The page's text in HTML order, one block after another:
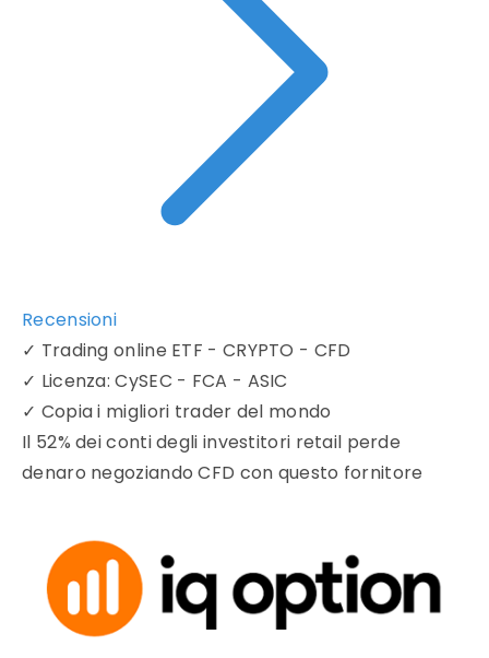
Recensioni
✓ Trading online ETF - CRYPTO - CFD
✓ Licenza: CySEC - FCA - ASIC
✓ Copia i migliori trader del mondo
Il 52% dei conti degli investitori retail perde
denaro negoziando CFD con questo fornitore